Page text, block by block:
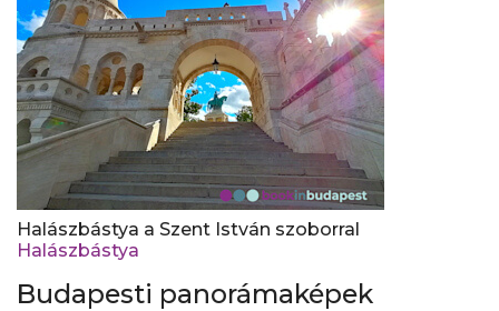
Halászbástya a Szent István szoborral
Halászbástya
Budapesti panorámaképek